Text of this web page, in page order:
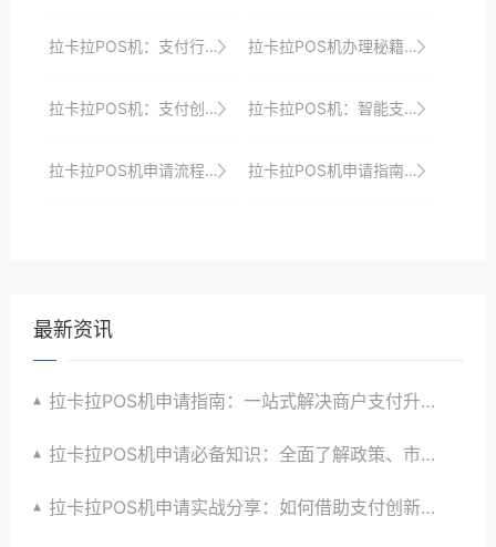
拉卡拉POS机：支付行业的“创新之星” 拉卡拉POS机办理秘籍：快速通道与优惠政策一网打尽
拉卡拉POS机：支付创新，助力商家实现数字化转型 拉卡拉POS机：智能支付，创造无限商机
拉卡拉POS机申请流程：线上与线下对比 拉卡拉POS机申请指南：一站式解决支付难题
最新资讯
拉卡拉POS机申请指南：一站式解决商户支付升级、智能化与创新需求
拉卡拉POS机申请必备知识：全面了解政策、市场、技术与创新趋势
拉卡拉POS机申请实战分享：如何借助支付创新技术提升商户运营效益与效率